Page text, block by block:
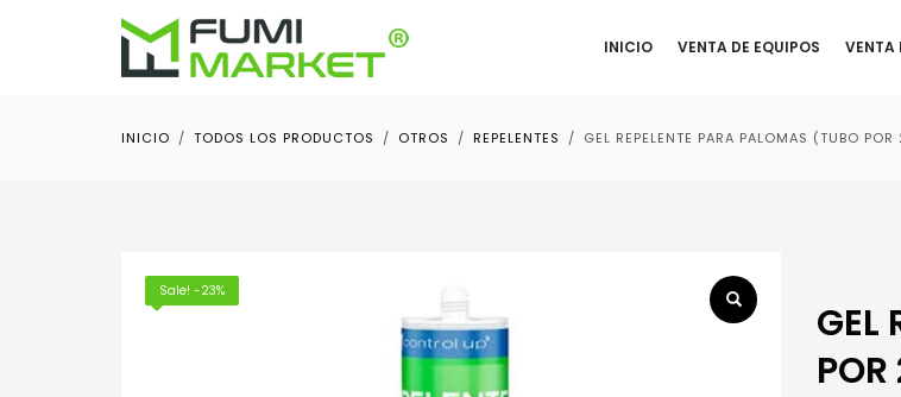
INICIO VENTA DE EQUIPOS VENTA
INICIO TODOS LOS PRODUCTOS OTROS REPELENTES GEL REPELENTE PARA PALOMAS (TUBO
Sale! -23%
GEL